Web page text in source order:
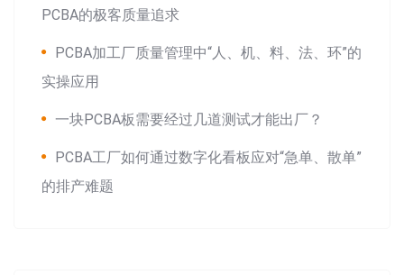
PCBA的极客质量追求
PCBA加工厂质量管理中“人、机、料、法、环”的
实操应用
一块PCBA板需要经过几道测试才能出厂？
PCBA工厂如何通过数字化看板应对“急单、散单”
的排产难题